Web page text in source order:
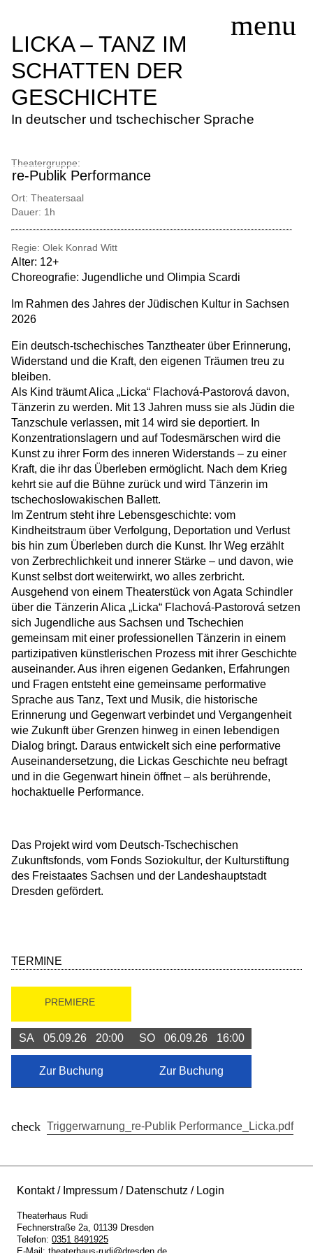
SPIELPLAN
THEATERGRUPPEN
EINTRITTSPREISE
KONTAKT
LICKA – TANZ IM
SCHATTEN DER
GESCHICHTE
In deutscher und tschechischer Sprache
Theatergruppe:
re-Publik Performance
Ort: Theatersaal
Dauer: 1h
Regie: Olek Konrad Witt
Alter: 12+
Choreografie: Jugendliche und Olimpia Scardi
Im Rahmen des Jahres der Jüdischen Kultur in Sachsen
2026
Ein deutsch-tschechisches Tanztheater über Erinnerung,
Widerstand und die Kraft, den eigenen Träumen treu zu
bleiben.
Als Kind träumt Alica „Licka“ Flachová-Pastorová davon,
Tänzerin zu werden. Mit 13 Jahren muss sie als Jüdin die
Tanzschule verlassen, mit 14 wird sie deportiert. In
Konzentrationslagern und auf Todesmärschen wird die
Kunst zu ihrer Form des inneren Widerstands – zu einer
Kraft, die ihr das Überleben ermöglicht. Nach dem Krieg
kehrt sie auf die Bühne zurück und wird Tänzerin im
tschechoslowakischen Ballett.
Im Zentrum steht ihre Lebensgeschichte: vom
Kindheitstraum über Verfolgung, Deportation und Verlust
bis hin zum Überleben durch die Kunst. Ihr Weg erzählt
von Zerbrechlichkeit und innerer Stärke – und davon, wie
Kunst selbst dort weiterwirkt, wo alles zerbricht.
Ausgehend von einem Theaterstück von Agata Schindler
über die Tänzerin Alica „Licka“ Flachová-Pastorová setzen
sich Jugendliche aus Sachsen und Tschechien
gemeinsam mit einer professionellen Tänzerin in einem
partizipativen künstlerischen Prozess mit ihrer Geschichte
auseinander. Aus ihren eigenen Gedanken, Erfahrungen
und Fragen entsteht eine gemeinsame performative
Sprache aus Tanz, Text und Musik, die historische
Erinnerung und Gegenwart verbindet und Vergangenheit
wie Zukunft über Grenzen hinweg in einen lebendigen
Dialog bringt. Daraus entwickelt sich eine performative
Auseinandersetzung, die Lickas Geschichte neu befragt
und in die Gegenwart hinein öffnet – als berührende,
hochaktuelle Performance.
Das Projekt wird vom Deutsch-Tschechischen
Zukunftsfonds, vom Fonds Soziokultur, der Kulturstiftung
des Freistaates Sachsen und der Landeshauptstadt
Dresden gefördert.
TERMINE
PREMIERE
SA 05.09.26 20:00
Zur Buchung
SO 06.09.26 16:00
Zur Buchung
Triggerwarnung_re-Publik Performance_Licka.pdf
Kontakt Impressum Datenschutz Login
Theaterhaus Rudi
Fechnerstraße 2a 01139 Dresden
Telefon: 0351 8491925